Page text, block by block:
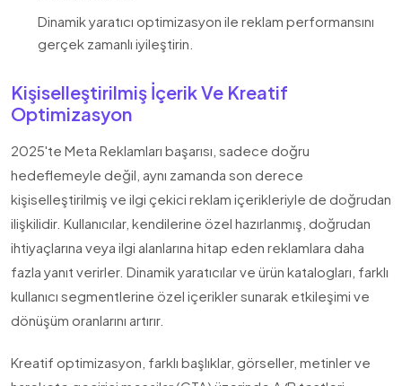
Dinamik yaratıcı optimizasyon ile reklam performansını
gerçek zamanlı iyileştirin.
Kişiselleştirilmiş İçerik Ve Kreatif
Optimizasyon
2025'te Meta Reklamları başarısı, sadece doğru
hedeflemeyle değil, aynı zamanda son derece
kişiselleştirilmiş ve ilgi çekici reklam içerikleriyle de doğrudan
ilişkilidir. Kullanıcılar, kendilerine özel hazırlanmış, doğrudan
ihtiyaçlarına veya ilgi alanlarına hitap eden reklamlara daha
fazla yanıt verirler. Dinamik yaratıcılar ve ürün katalogları, farklı
kullanıcı segmentlerine özel içerikler sunarak etkileşimi ve
dönüşüm oranlarını artırır.
Kreatif optimizasyon, farklı başlıklar, görseller, metinler ve